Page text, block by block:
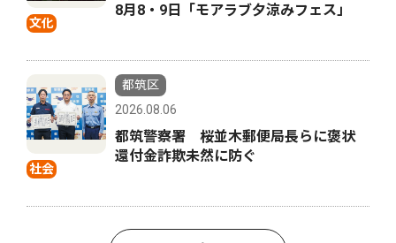
文化
8月8・9日「モアラブ夕涼みフェス」
社会
都筑区
2026.08.06
都筑警察署 桜並木郵便局長らに褒状
還付金詐欺未然に防ぐ